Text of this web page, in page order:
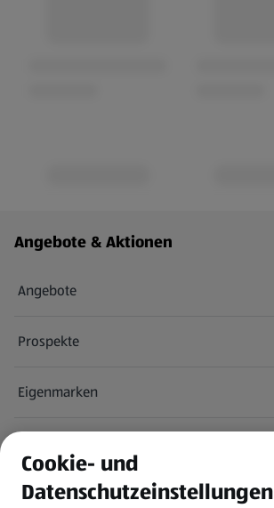
Fußzeilenmenü - weitere Links
Angebote & Aktionen
Angebote
Prospekte
Eigenmarken
Newsletter
Cookie- und
Datenschutzeinstellungen